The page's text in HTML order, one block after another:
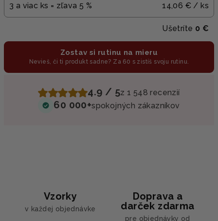
3 a viac ks = zľava 5 % 14,06 € / ks
Ušetríte 0 €
Zostav si rutinu na mieru
Nevieš, či ti produkt sadne? Za 60 s zistíš svoju rutinu.
4.9 / 5z 1 548 recenzií
60 000+spokojných zákazníkov
Vzorky
v každej objednávke
Doprava a
darček zdarma
pre objednávky od